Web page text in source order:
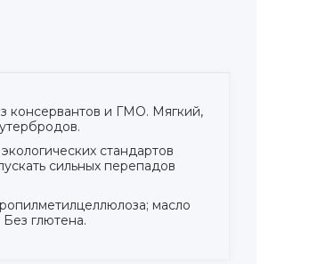
консервантов и ГМО. Мягкий,
стандартов
сильных перепадов
масло
глютена.